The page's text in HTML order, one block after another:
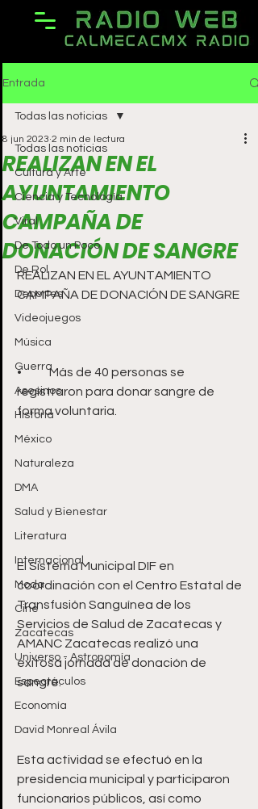
Entrada
Todas las noticias
Cultura y Arte
Ciencia y Tecnología
Viral
De Todo un Poco
De Rol
Deportes
Videojuegos
Música
Guerra
Asesinos
Historia
México
Naturaleza
DMA
Salud y Bienestar
Literatura
Internacional
Moda
Cine
Zacatecas
Universo - Astronomía
Espectáculos
Economía
David Monreal Ávila
Todas las noticias
REALIZAN EN EL
AYUNTAMIENTO
CAMPAÑA DE
DONACIÓN DE SANGRE
8 jun 2023 2 min de lectura
REALIZAN EN EL AYUNTAMIENTO
•	Más de 40 personas se
registraron para donar sangre de
El Sistema Municipal DIF en
coordinación con el Centro Estatal de
Transfusión Sanguínea de los
Servicios de Salud de Zacatecas y
AMANC Zacatecas realizó una
exitosa jornada de donación de
Esta actividad se efectuó en la
presidencia municipal y participaron
funcionarios públicos, así como